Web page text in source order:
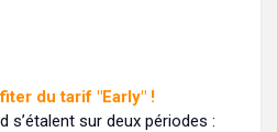
du tarif "Early" !
s’étalent sur deux périodes :